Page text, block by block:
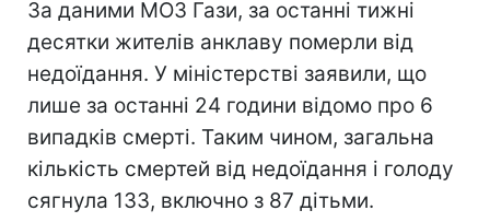
За даними МОЗ Гази, за останні тижні
десятки жителів анклаву померли від
недоїдання. У міністерстві заявили, що
лише за останні 24 години відомо про 6
випадків смерті. Таким чином, загальна
кількість смертей від недоїдання і голоду
сягнула 133, включно з 87 дітьми.